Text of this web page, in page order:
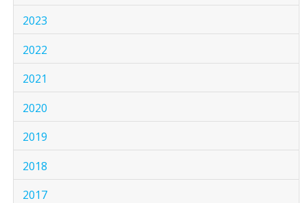
2023
2022
2021
2020
2019
2018
2017